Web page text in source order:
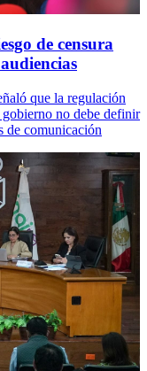
de censura
que la regulación
gobierno no debe definir
de comunicación